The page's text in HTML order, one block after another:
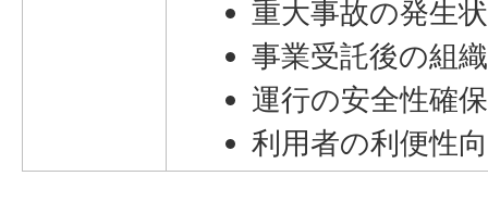
重大事故の発生
事業受託後の組
運行の安全性確
利用者の利便性